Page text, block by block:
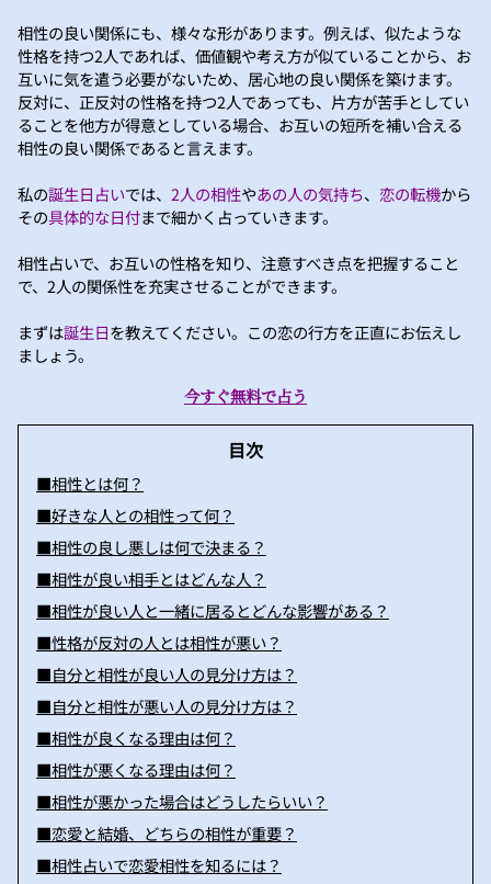
相性の良い関係にも、様々な形があります。例えば、似たような
性格を持つ2人であれば、価値観や考え方が似ていることから、お
互いに気を遣う必要がないため、居心地の良い関係を築けます。
反対に、正反対の性格を持つ2人であっても、片方が苦手としてい
ることを他方が得意としている場合、お互いの短所を補い合える
相性の良い関係であると言えます。
私の誕生日占いでは、 2人の相性やあの人の気持ち、 恋の転機から
その具体的な日付まで細かく占っていきます。
相性占いで、お互いの性格を知り、注意すべき点を把握すること
で、2人の関係性を充実させることができます。
まずは誕生日を教えてください。この恋の行方を正直にお伝えし
ましょう。
今すぐ無料で占う
目次
■相性とは何？
■好きな人との相性って何？
■相性の良し悪しは何で決まる？
■相性が良い相手とはどんな人？
■相性が良い人と一緒に居るとどんな影響がある？
■性格が反対の人とは相性が悪い？
■自分と相性が良い人の見分け方は？
■自分と相性が悪い人の見分け方は？
■相性が良くなる理由は何？
■相性が悪くなる理由は何？
■相性が悪かった場合はどうしたらいい？
■恋愛と結婚、どちらの相性が重要？
■相性占いで恋愛相性を知るには？